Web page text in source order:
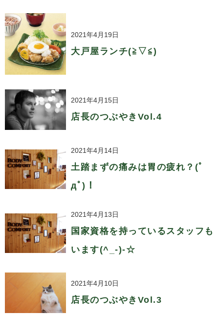
2021年4月19日
大戸屋ランチ(≧▽≦)
2021年4月15日
店長のつぶやきVol.4
2021年4月14日
土踏まずの痛みは胃の疲れ？(ﾟ
дﾟ)！
2021年4月13日
国家資格を持っているスタッフも
います(^_-)-☆
2021年4月10日
店長のつぶやきVol.3